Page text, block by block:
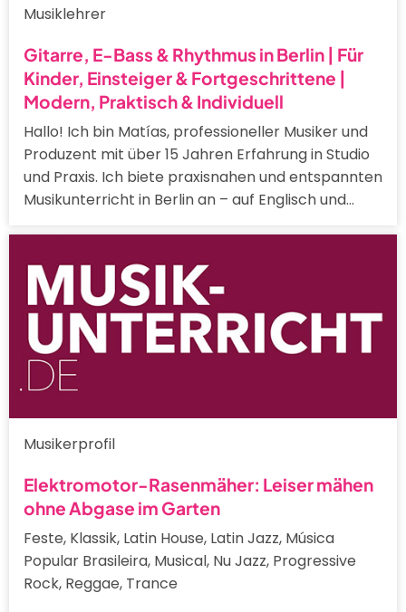
Musiklehrer
Gitarre, E-Bass & Rhythmus in Berlin | Für
Kinder, Einsteiger & Fortgeschrittene |
Modern, Praktisch & Individuell
Hallo! Ich bin Matías, professioneller Musiker und
Produzent mit über 15 Jahren Erfahrung in Studio
und Praxis. Ich biete praxisnahen und entspannten
Musikunterricht in Berlin an – auf Englisch und…
Musikerprofil
Elektromotor-Rasenmäher: Leiser mähen
ohne Abgase im Garten
Feste, Klassik, Latin House, Latin Jazz, Música
Popular Brasileira, Musical, Nu Jazz, Progressive
Rock, Reggae, Trance